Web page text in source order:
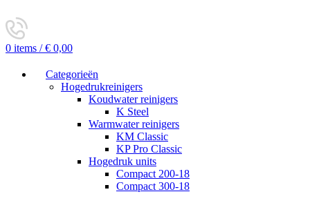
0 items / € 0,00
Categorieën
Hogedrukreinigers
Koudwater reinigers
K Steel
Warmwater reinigers
KM Classic
KP Pro Classic
Hogedruk units
Compact 200-18
Compact 300-18